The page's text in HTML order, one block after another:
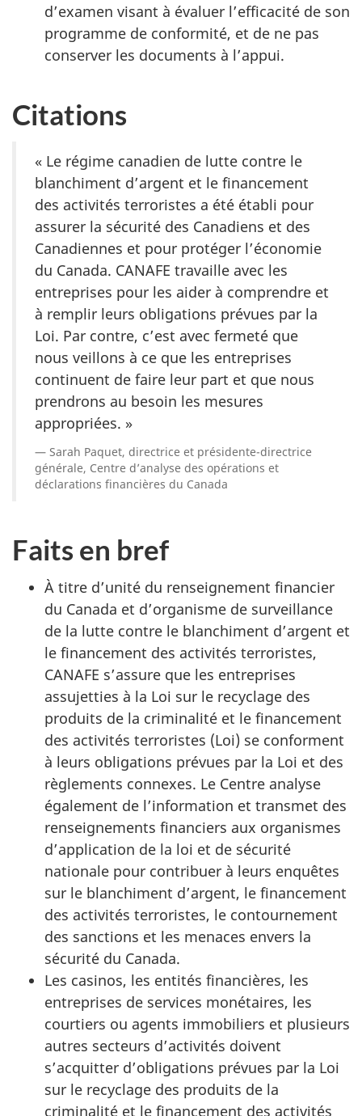
d’examen visant à évaluer l’efficacité de son
programme de conformité, et de ne pas
conserver les documents à l’appui.
Citations
« Le régime canadien de lutte contre le
blanchiment d’argent et le financement
des activités terroristes a été établi pour
assurer la sécurité des Canadiens et des
Canadiennes et pour protéger l’économie
du Canada. CANAFE travaille avec les
entreprises pour les aider à comprendre et
à remplir leurs obligations prévues par la
Loi. Par contre, c’est avec fermeté que
nous veillons à ce que les entreprises
continuent de faire leur part et que nous
prendrons au besoin les mesures
appropriées. »
Sarah Paquet, directrice et présidente-directrice
générale, Centre d’analyse des opérations et
déclarations financières du Canada
Faits en bref
À titre d’unité du renseignement financier
du Canada et d’organisme de surveillance
de la lutte contre le blanchiment d’argent et
le financement des activités terroristes,
CANAFE s’assure que les entreprises
assujetties à la Loi sur le recyclage des
produits de la criminalité et le financement
des activités terroristes (Loi) se conforment
à leurs obligations prévues par la Loi et des
règlements connexes. Le Centre analyse
également de l’information et transmet des
renseignements financiers aux organismes
d’application de la loi et de sécurité
nationale pour contribuer à leurs enquêtes
sur le blanchiment d’argent, le financement
des activités terroristes, le contournement
des sanctions et les menaces envers la
sécurité du Canada.
Les casinos, les entités financières, les
entreprises de services monétaires, les
courtiers ou agents immobiliers et plusieurs
autres secteurs d’activités doivent
s’acquitter d’obligations prévues par la Loi
sur le recyclage des produits de la
criminalité et le financement des activités